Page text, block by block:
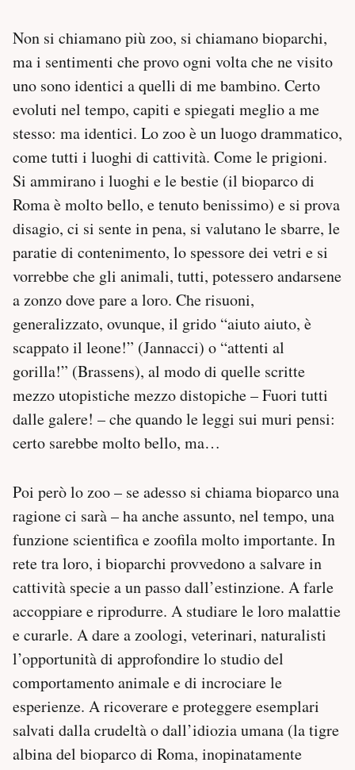
Non si chiamano più zoo, si chiamano bioparchi,
ma i sentimenti che provo ogni volta che ne visito
uno sono identici a quelli di me bambino. Certo
evoluti nel tempo, capiti e spiegati meglio a me
stesso: ma identici. Lo zoo è un luogo drammatico,
come tutti i luoghi di cattività. Come le prigioni.
Si ammirano i luoghi e le bestie (il bioparco di
Roma è molto bello, e tenuto benissimo) e si prova
disagio, ci si sente in pena, si valutano le sbarre, le
paratie di contenimento, lo spessore dei vetri e si
vorrebbe che gli animali, tutti, potessero andarsene
a zonzo dove pare a loro. Che risuoni,
generalizzato, ovunque, il grido “aiuto aiuto, è
scappato il leone!” (Jannacci) o “attenti al
gorilla!” (Brassens), al modo di quelle scritte
mezzo utopistiche mezzo distopiche – Fuori tutti
dalle galere! – che quando le leggi sui muri pensi:
certo sarebbe molto bello, ma…
Poi però lo zoo – se adesso si chiama bioparco una
ragione ci sarà – ha anche assunto, nel tempo, una
funzione scientifica e zoofila molto importante. In
rete tra loro, i bioparchi provvedono a salvare in
cattività specie a un passo dall’estinzione. A farle
accoppiare e riprodurre. A studiare le loro malattie
e curarle. A dare a zoologi, veterinari, naturalisti
l’opportunità di approfondire lo studio del
comportamento animale e di incrociare le
esperienze. A ricoverare e proteggere esemplari
salvati dalla crudeltà o dall’idiozia umana (la tigre
albina del bioparco di Roma, inopinatamente